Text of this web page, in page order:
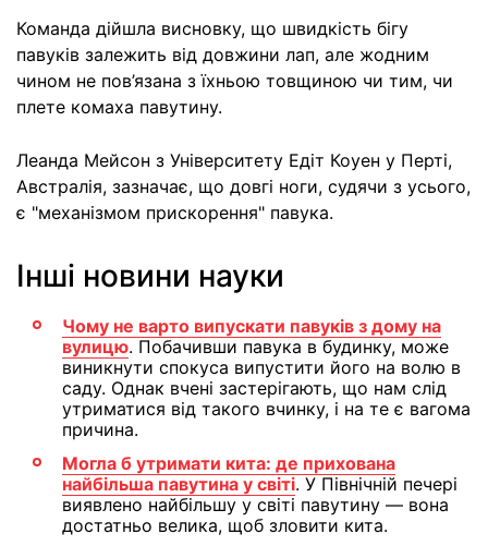
Команда дійшла висновку, що швидкість бігу
павуків залежить від довжини лап, але жодним
чином не пов’язана з їхньою товщиною чи тим, чи
плете комаха павутину.
Леанда Мейсон з Університету Едіт Коуен у Перті,
Австралія, зазначає, що довгі ноги, судячи з усього,
є "механізмом прискорення" павука.
Інші новини науки
Чому не варто випускати павуків з дому на
вулицю. Побачивши павука в будинку, може
виникнути спокуса випустити його на волю в
саду. Однак вчені застерігають, що нам слід
утриматися від такого вчинку, і на те є вагома
причина.
Могла б утримати кита: де прихована
найбільша павутина у світі. У Північній печері
виявлено найбільшу у світі павутину — вона
достатньо велика, щоб зловити кита.